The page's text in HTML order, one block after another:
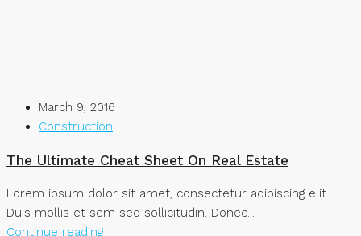
March 9, 2016
Construction
The Ultimate Cheat Sheet On Real Estate
Lorem ipsum dolor sit amet, consectetur adipiscing elit.
Duis mollis et sem sed sollicitudin. Donec...
Continue reading